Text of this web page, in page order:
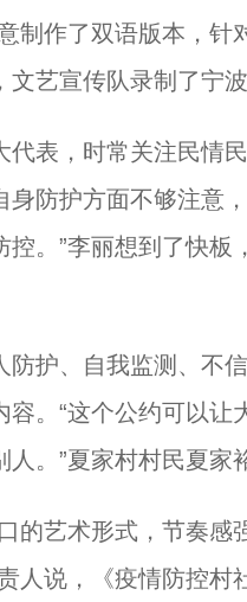
制作了双语版本，
文艺宣传队录制了宁
，时常关注民情民
身防护方面不够注意
控。”李丽想到了快
护、自我监测、不信
容。“这个公约可以
。”夏家村村民夏家
艺术形式，节奏感
人说，《疫情防控